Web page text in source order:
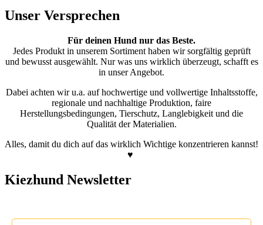
Unser Versprechen
Für deinen Hund nur das Beste.
Jedes Produkt in unserem Sortiment haben wir sorgfältig geprüft
und bewusst ausgewählt. Nur was uns wirklich überzeugt, schafft es
in unser Angebot.
Dabei achten wir u.a. auf hochwertige und vollwertige Inhaltsstoffe,
regionale und nachhaltige Produktion, faire
Herstellungsbedingungen, Tierschutz, Langlebigkeit und die
Qualität der Materialien.
Alles, damit du dich auf das wirklich Wichtige konzentrieren kannst!
♥
Kiezhund Newsletter